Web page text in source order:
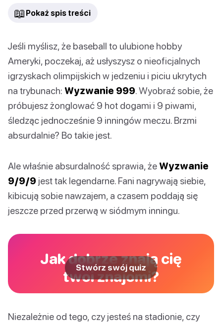
📖 Pokaż spis treści
Jeśli myślisz, że baseball to ulubione hobby
Ameryki, poczekaj, aż usłyszysz o nieoficjalnych
igrzyskach olimpijskich w jedzeniu i piciu ukrytych
na trybunach: Wyzwanie 999. Wyobraź sobie, że
próbujesz żonglować 9 hot dogami i 9 piwami,
śledząc jednocześnie 9 inningów meczu. Brzmi
absurdalnie? Bo takie jest.
Ale właśnie absurdalność sprawia, że Wyzwanie
9/9/9 jest tak legendarne. Fani nagrywają siebie,
kibicują sobie nawzajem, a czasem poddają się
jeszcze przed przerwą w siódmym inningu.
Jak dobrze znają cię
twoi znajomi?
Stwórz swój quiz
Niezależnie od tego, czy jesteś na stadionie, czy